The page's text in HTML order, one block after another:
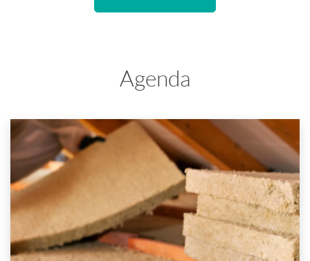
Agenda